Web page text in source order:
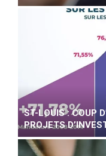
ST-LOUIS : COUP
PROJETS